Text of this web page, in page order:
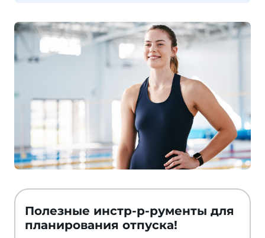
Полезные инстр-р-рументы для
планирования отпуска!